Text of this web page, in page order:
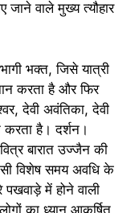
जाने वाले मुख्य त्यौहार
भक्त, जिसे यात्री
करता है और फिर
देवी अवंतिका, देवी
करता है। दर्शन।
बारात उज्जैन की
विशेष समय अवधि के
में होने वाली
का ध्यान आकर्षित